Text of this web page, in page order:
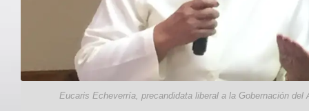
Eucaris Echeverría, precandidata liberal a la Gobernación del